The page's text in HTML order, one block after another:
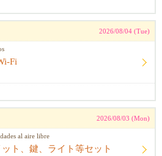
2026/08/04 (Tue)
Fi
2026/08/03 (Mon)
al aire libre
ト、鍵、ライト等セット